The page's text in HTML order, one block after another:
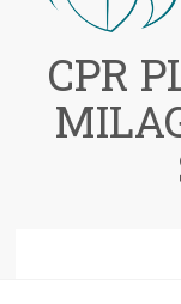
CPR